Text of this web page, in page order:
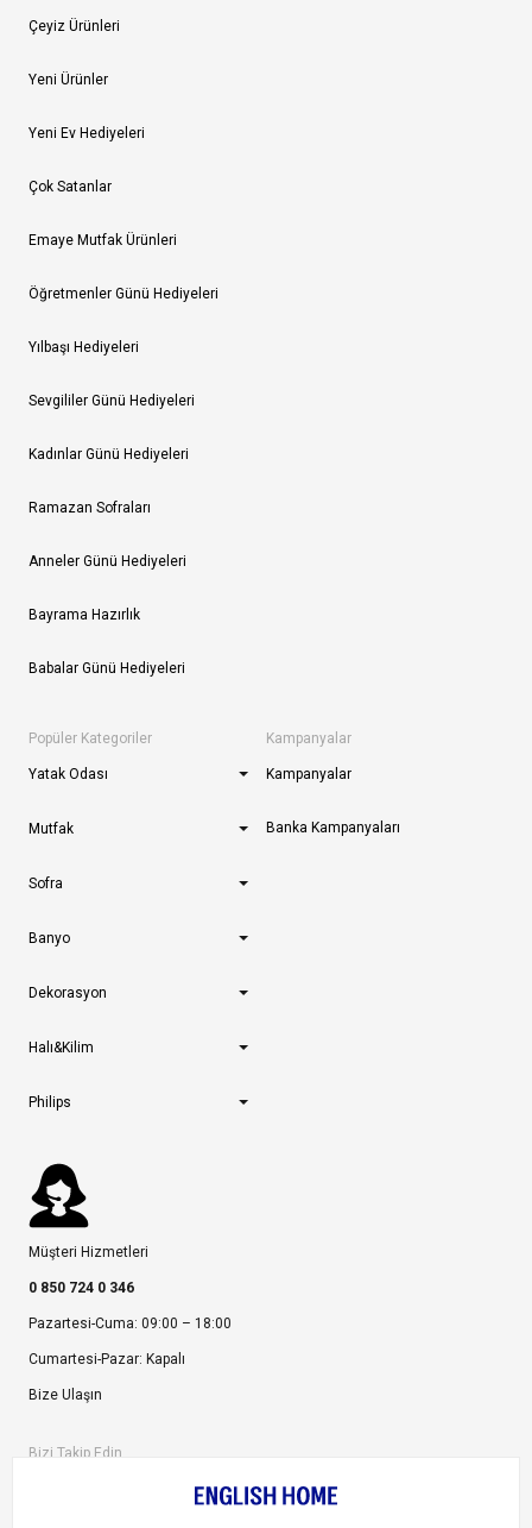
Çeyiz Ürünleri
Yeni Ürünler
Yeni Ev Hediyeleri
Çok Satanlar
Emaye Mutfak Ürünleri
Öğretmenler Günü Hediyeleri
Yılbaşı Hediyeleri
Sevgililer Günü Hediyeleri
Kadınlar Günü Hediyeleri
Ramazan Sofraları
Anneler Günü Hediyeleri
Bayrama Hazırlık
Babalar Günü Hediyeleri
Popüler Kategoriler
Yatak Odası
Mutfak
Sofra
Banyo
Dekorasyon
Halı&Kilim
Philips
Kampanyalar
Kampanyalar
Banka Kampanyaları
Müşteri Hizmetleri
0 850 724 0 346
Pazartesi-Cuma: 09:00 – 18:00
Cumartesi-Pazar: Kapalı
Bize Ulaşın
Bizi Takip Edin